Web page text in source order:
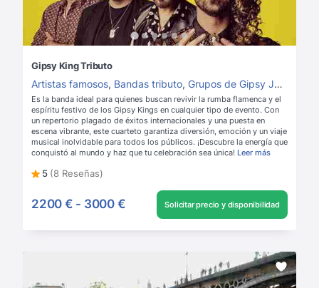
Gipsy King Tributo
Artistas famosos, Bandas tributo, Grupos de Gipsy Jazz
Es la banda ideal para quienes buscan revivir la rumba flamenca y el
espíritu festivo de los Gipsy Kings en cualquier tipo de evento. Con
un repertorio plagado de éxitos internacionales y una puesta en
escena vibrante, este cuarteto garantiza diversión, emoción y un viaje
musical inolvidable para todos los públicos. ¡Descubre la energía que
conquistó al mundo y haz que tu celebración sea única! Leer más
5 (8 Reseñas)
2200 € - 3000 € Solicitar precio y disponibilidad